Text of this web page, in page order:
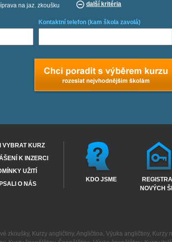
na jaz. zkoušku další kritéria
Kontaktní telefon (kam škola zavolá)
VYBRAT KURZ
K INZERCI
UŽITÍ
O NÁS
KDO JSME
NOVÝCH
zkoušky, Kurzy angličtiny, Angličtina, Výuka angličtiny, Kurzy